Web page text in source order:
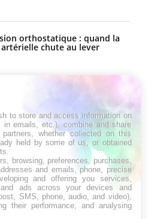
orthostatique : quand la
chute au lever
: une déformation des
rouges aux conséquences
Charcot (Sclérose latérale
to store and access information on
emails, etc.), combine and share
whether collected on this
held by some of us, or obtained
browsing, preferences, purchases,
and emails, phone, precise
and offering you services,
ads across your devices and
SMS, phone, audio, and video),
their performance, and analysing